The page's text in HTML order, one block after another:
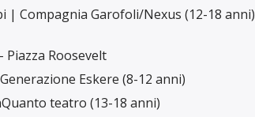
| Compagnia Garofoli/Nexus (12-18 anni)
Piazza Roosevelt
Eskere (8-12 anni)
teatro (13-18 anni)